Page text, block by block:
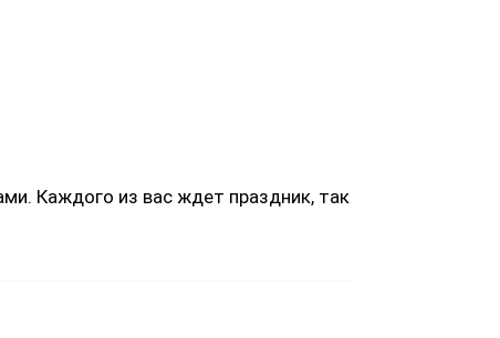
Каждого из вас ждет праздник, так